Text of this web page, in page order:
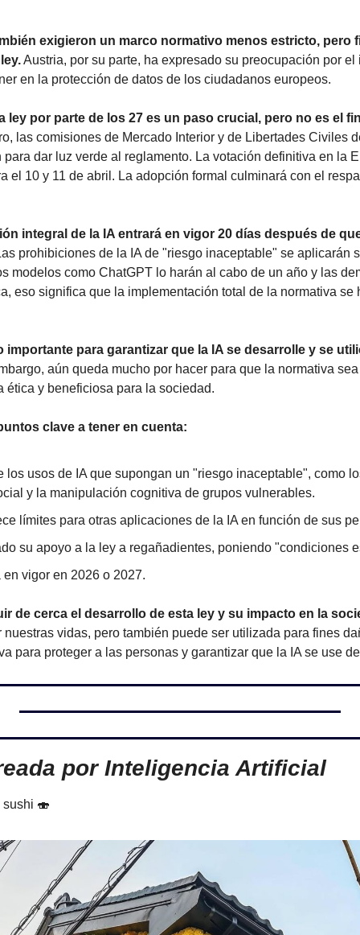
exigieron un marco normativo menos estricto, pero
Austria, por su parte, ha expresado su preocupación por el
en la protección de datos de los ciudadanos europeos.
ley por parte de los 27 es un paso crucial, pero no es el
las comisiones de Mercado Interior y de Libertades Civiles
dar luz verde al reglamento. La votación definitiva en la
el 10 y 11 de abril. La adopción formal culminará con el
integral de la IA entrará en vigor 20 días después de
prohibiciones de la IA de "riesgo inaceptable" se aplicarán
modelos como ChatGPT lo harán al cabo de un año y las
eso significa que la implementación total de la normativa se
importante para garantizar que la IA se desarrolle y se
aún queda mucho por hacer para que la normativa
ética y beneficiosa para la sociedad.
clave a tener en cuenta:
los usos de IA que supongan un "riesgo inaceptable", como
y la manipulación cognitiva de grupos vulnerables.
límites para otras aplicaciones de la IA en función de sus
su apoyo a la ley a regañadientes, poniendo "condiciones
en vigor en 2026 o 2027.
de cerca el desarrollo de esta ley y su impacto en la
vidas, pero también puede ser utilizada para fines
para proteger a las personas y garantizar que la IA se use
por Inteligencia Artificial
sushi 🍣